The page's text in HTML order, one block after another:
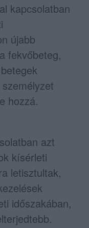
kapcsolatban
újabb
fekvőbeteg,
hozzá.
azt
kísérleti
letisztultak,
időszakában,